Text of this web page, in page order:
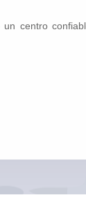
un centro